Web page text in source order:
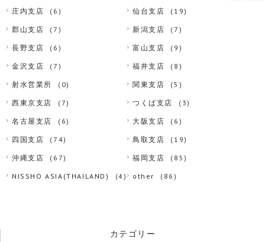
庄内支店 (6) 仙台支店 (19)
郡山支店 (7) 新潟支店 (7)
長野支店 (6) 富山支店 (9)
金沢支店 (7) 福井支店 (8)
射水営業所 (0) 関東支店 (5)
西東京支店 (7) つくば支店 (3)
名古屋支店 (6) 大阪支店 (6)
四国支店 (74) 鳥取支店 (19)
沖縄支店 (67) 福岡支店 (85)
NISSHO ASIA(THAILAND) (4) other (86)
カテゴリー